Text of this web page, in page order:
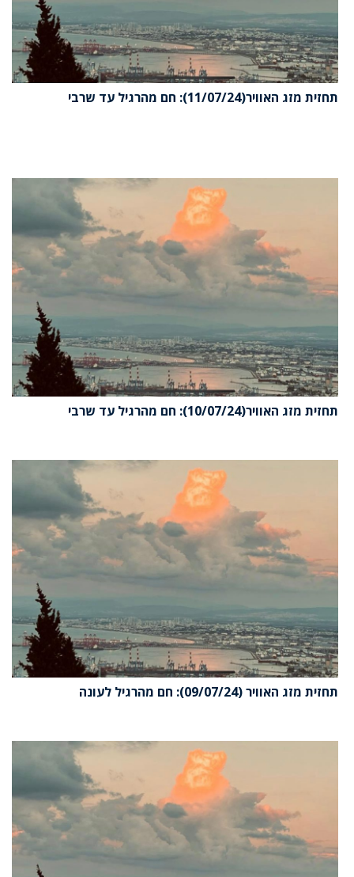
תחזית מזג האוויר(11/07/24): חם מהרגיל עד שרבי
תחזית מזג האוויר(10/07/24): חם מהרגיל עד שרבי
תחזית מזג האוויר (09/07/24): חם מהרגיל לעונה